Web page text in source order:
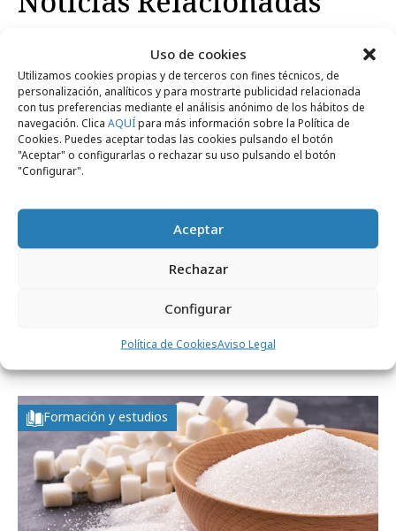
Uso de cookies
Utilizamos cookies propias y de terceros con fines técnicos, de
personalización, analíticos y para mostrarte publicidad relacionada
con tus preferencias mediante el análisis anónimo de los hábitos de
navegación. Clica AQUÍpara más información sobre la Política de
Cookies. Puedes aceptar todas las cookies pulsando el botón
"Aceptar" o configurarlas o rechazar su uso pulsando el botón
"Configurar".
Aceptar
Rechazar
Configurar
Política de CookiesAviso Legal
"¿Seguimos? ¿O actuamos?", contra la
Formación y estudios